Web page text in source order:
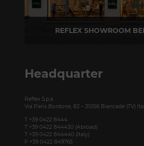
REFLEX SHOWROOM
Headquarter
Reflex S.p.a.
Via Paris Bordone, 82 – 31056 Biancade (TV)
T +39 0422 8444
T +39 0422 844430 (Abroad)
T +39 0422 844440 (Italy)
F +39 0422 849765